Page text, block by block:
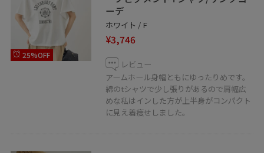
25%OFF
ーデ
ホワイト / F
¥3,746
レビュー
アームホール身幅ともにゆったりめです。
綿のtシャツで少し張りがあるので肩幅広
めな私はインした方が上半身がコンパクト
に見え着痩せしました。